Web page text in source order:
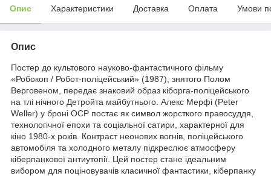
Опис Характеристики Доставка Оплата Умови
Опис
Постер до культового науково-фантастичного фільму
«Робокоп / Робот-поліцейський» (1987), знятого Полом
Верговеном, передає знаковий образ кіборга-поліцейського
на тлі нічного Детройта майбутнього. Алекс Мерфі (Peter
Weller) у броні OCP постає як символ жорсткого правосуддя,
технологічної епохи та соціальної сатири, характерної для
кіно 1980-х років. Контраст неонових вогнів, поліцейського
автомобіля та холодного металу підкреслює атмосферу
кіберпанкової антиутопії. Цей постер стане ідеальним
вибором для поціновувачів класичної фантастики, кіберпанку